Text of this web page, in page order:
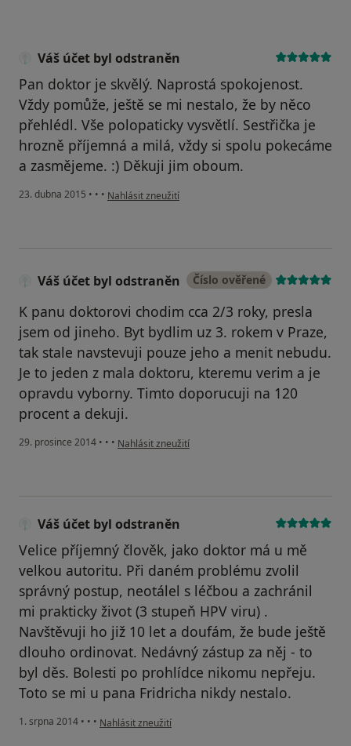
Váš účet byl odstraněn
Pan doktor je skvělý. Naprostá spokojenost.
Vždy pomůže, ještě se mi nestalo, že by něco
přehlédl. Vše polopaticky vysvětlí. Sestřička je
hrozně příjemná a milá, vždy si spolu pokecáme
a zasmějeme. :) Děkuji jim oboum.
23. dubna 2015 • • • podle názoru uživatele Váš účet byl odstraněn
Nahlásit zneužití
Váš účet byl odstraněn Číslo ověřené
K panu doktorovi chodim cca 2/3 roky, presla
jsem od jineho. Byt bydlim uz 3. rokem v Praze,
tak stale navstevuji pouze jeho a menit nebudu.
Je to jeden z mala doktoru, kteremu verim a je
opravdu vyborny. Timto doporucuji na 120
procent a dekuji.
29. prosince 2014 • • • podle názoru uživatele Váš účet byl odstraněn
Nahlásit zneužití
Váš účet byl odstraněn
Velice příjemný člověk, jako doktor má u mě
velkou autoritu. Při daném problému zvolil
správný postup, neotálel s léčbou a zachránil
mi prakticky život (3 stupeň HPV viru) .
Navštěvuji ho již 10 let a doufám, že bude ještě
dlouho ordinovat. Nedávný zástup za něj - to
byl děs. Bolesti po prohlídce nikomu nepřeju.
Toto se mi u pana Fridricha nikdy nestalo.
1. srpna 2014 • • • podle názoru uživatele Váš účet byl odstraněn
Nahlásit zneužití